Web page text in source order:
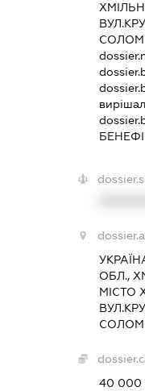
ОБЛ.,
МІСТО
40 000